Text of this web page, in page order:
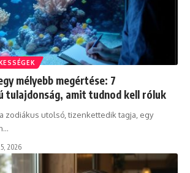
mélyebb megértése: 7
tulajdonság, amit tudnod kell róluk
zodiákus utolsó, tizenkettedik tagja, egy
…
2026